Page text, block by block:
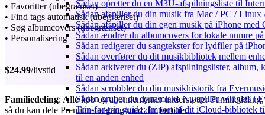
Sådan opretter du en M3U-afspilningsliste til
Sådan afspiller du din musik fra Mac / PC /
Sådan afspiller du din egen musik på iPhone med
Sådan ændrer du albumcovers for lokale numre
Sådan redigerer du sangtekster for lydfiler på
Sådan overfører du dit musikbibliotek mellem
Sådan arkiverer du (ZIP) afspilningslister, album,
til en anden enhed
Sådan scrobbler du din musikhistorik fra
Sådan bruger du dynamiske Nu spiller-widgets i
Trin-for-trin guide: Import af dit iCloud-bibliotek
• Favoritter (ubegrænset)
• Find tags automatisk (ubegrænset)
• Søg albumcovers (ubegrænset)
• Personalisering
$24.99/livstid
Familiedeling: Alle køb og abonnementer understøtter Familiedeling,
så du kan dele Premium-adgang med din familie.